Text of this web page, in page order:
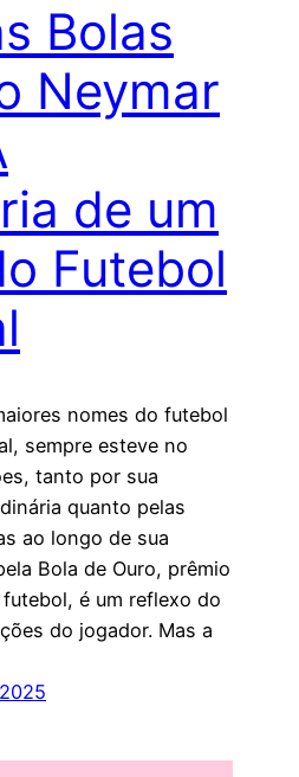
Bolas
Neymar
de um
Futebol
nomes do futebol
sempre esteve no
tanto por sua
quanto pelas
ao longo de sua
Bola de Ouro, prêmio
é um reflexo do
do jogador. Mas a